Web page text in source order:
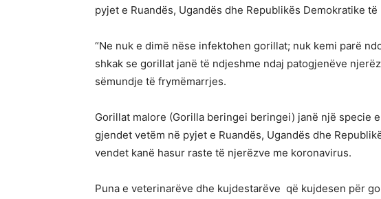
pyjet e Ruandës, Ugandës dhe Republikës Demokratike të
“Ne nuk e dimë nëse infektohen gorillat; nuk kemi parë
shkak se gorillat janë të ndjeshme ndaj patogjenëve
sëmundje të frymëmarrjes.
Gorillat malore (Gorilla beringei beringei) janë një specie
gjendet vetëm në pyjet e Ruandës, Ugandës dhe
vendet kanë hasur raste të njerëzve me koronavirus.
Puna e veterinarëve dhe kujdestarëve që kujdesen për